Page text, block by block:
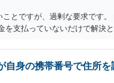
ことですが、過剰な要求です
を支払っていないだけで解決
自身の携帯番号で住所